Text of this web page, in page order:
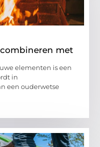
met
elementen is een
in
een ouderwetse